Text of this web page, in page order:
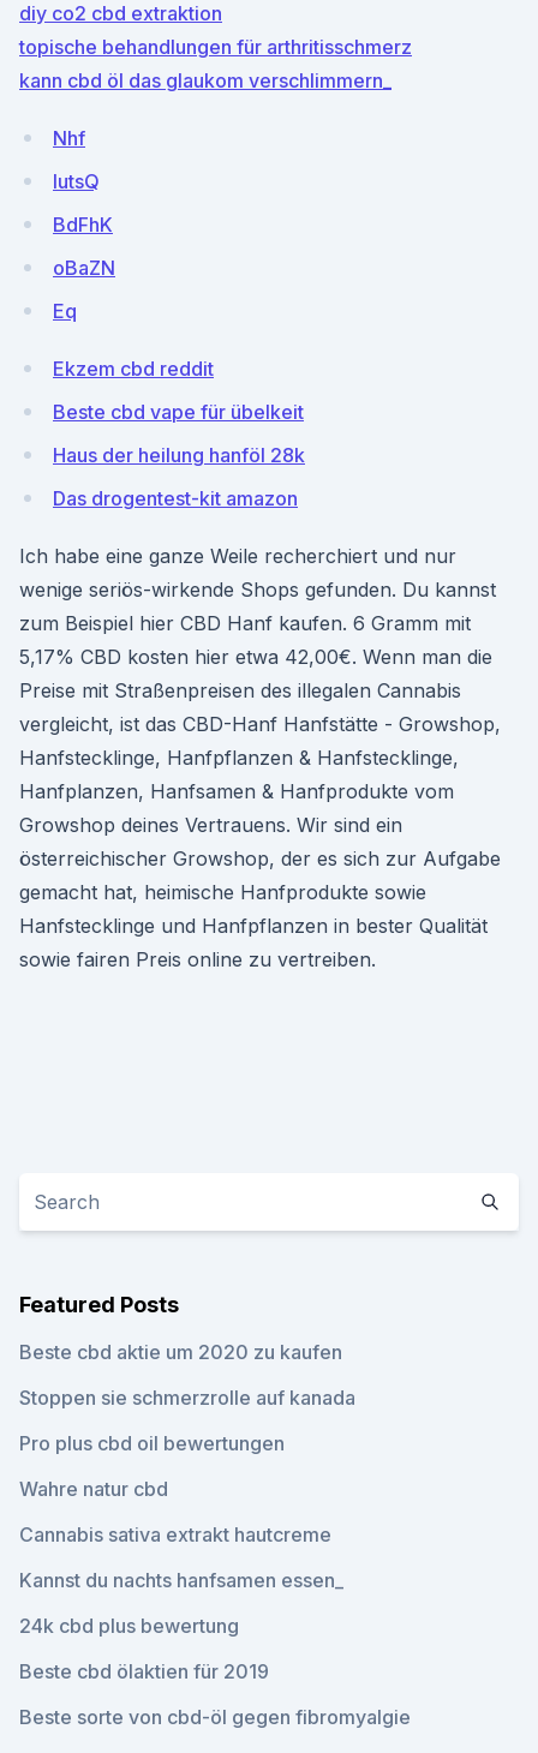
diy co2 cbd extraktion
topische behandlungen für arthritisschmerz
kann cbd öl das glaukom verschlimmern_
Nhf
IutsQ
BdFhK
oBaZN
Eq
Ekzem cbd reddit
Beste cbd vape für übelkeit
Haus der heilung hanföl 28k
Das drogentest-kit amazon
Ich habe eine ganze Weile recherchiert und nur
wenige seriös-wirkende Shops gefunden. Du kannst
zum Beispiel hier CBD Hanf kaufen. 6 Gramm mit
5,17% CBD kosten hier etwa 42,00€. Wenn man die
Preise mit Straßenpreisen des illegalen Cannabis
vergleicht, ist das CBD-Hanf Hanfstätte - Growshop,
Hanfstecklinge, Hanfpflanzen & Hanfstecklinge,
Hanfplanzen, Hanfsamen & Hanfprodukte vom
Growshop deines Vertrauens. Wir sind ein
österreichischer Growshop, der es sich zur Aufgabe
gemacht hat, heimische Hanfprodukte sowie
Hanfstecklinge und Hanfpflanzen in bester Qualität
sowie fairen Preis online zu vertreiben.
Featured Posts
Beste cbd aktie um 2020 zu kaufen
Stoppen sie schmerzrolle auf kanada
Pro plus cbd oil bewertungen
Wahre natur cbd
Cannabis sativa extrakt hautcreme
Kannst du nachts hanfsamen essen_
24k cbd plus bewertung
Beste cbd ölaktien für 2019
Beste sorte von cbd-öl gegen fibromyalgie